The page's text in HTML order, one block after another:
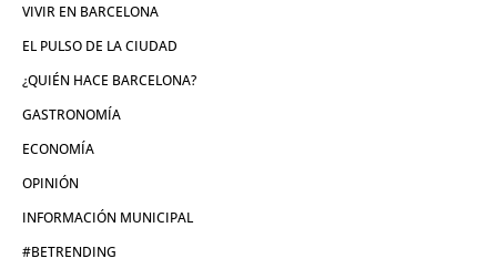
VIVIR EN BARCELONA
EL PULSO DE LA CIUDAD
¿QUIÉN HACE BARCELONA?
GASTRONOMÍA
ECONOMÍA
OPINIÓN
INFORMACIÓN MUNICIPAL
#BETRENDING